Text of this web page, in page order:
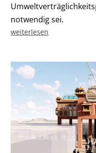
notwendig sei.
weiterlesen